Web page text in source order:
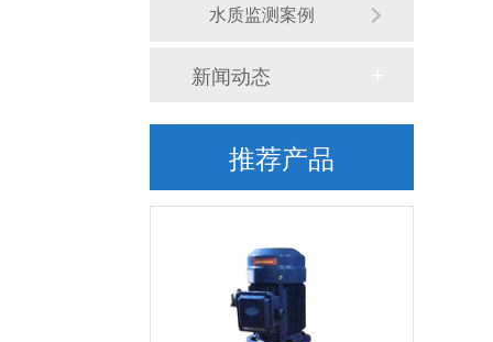
水质监测案例
新闻动态
推荐产品
立式计量泵(1)